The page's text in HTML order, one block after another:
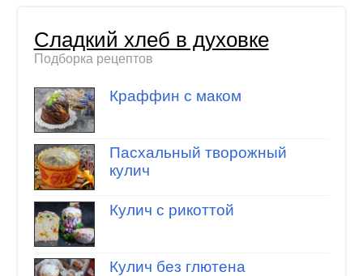
Сладкий хлеб в духовке
Подборка рецептов
Краффин с маком
Пасхальный творожный
кулич
Кулич с рикоттой
Кулич без глютена